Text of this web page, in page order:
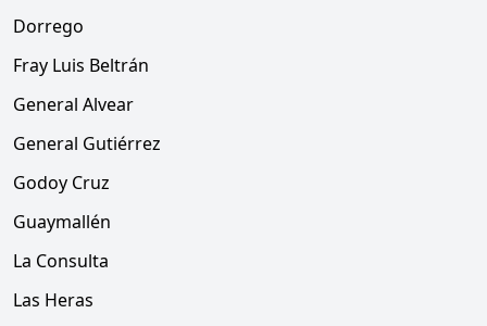
Dorrego
Fray Luis Beltrán
General Alvear
General Gutiérrez
Godoy Cruz
Guaymallén
La Consulta
Las Heras